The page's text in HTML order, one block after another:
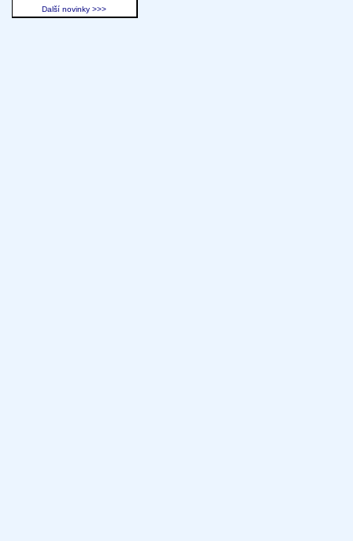
Další novinky >>>